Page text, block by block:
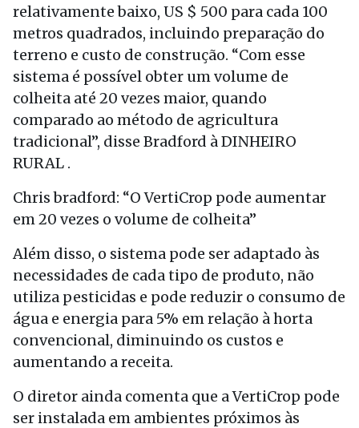
relativamente baixo, US $ 500 para cada 100
metros quadrados, incluindo preparação do
terreno e custo de construção. “Com esse
sistema é possível obter um volume de
colheita até 20 vezes maior, quando
comparado ao método de agricultura
tradicional”, disse Bradford à DINHEIRO
RURAL .
Chris bradford: “O VertiCrop pode aumentar
em 20 vezes o volume de colheita”
Além disso, o sistema pode ser adaptado às
necessidades de cada tipo de produto, não
utiliza pesticidas e pode reduzir o consumo de
água e energia para 5% em relação à horta
convencional, diminuindo os custos e
aumentando a receita.
O diretor ainda comenta que a VertiCrop pode
ser instalada em ambientes próximos às